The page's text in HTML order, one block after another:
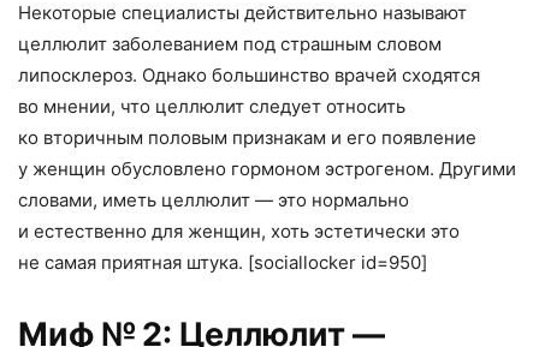
Некоторые специалисты действительно называют
целлюлит заболеванием под страшным словом
липосклероз. Однако большинство врачей сходятся
во мнении, что целлюлит следует относить
ко вторичным половым признакам и его появление
у женщин обусловлено гормоном эстрогеном. Другими
словами, иметь целлюлит — это нормально
и естественно для женщин, хоть эстетически это
не самая приятная штука. [sociallocker id=950]
Миф № 2: Целлюлит —